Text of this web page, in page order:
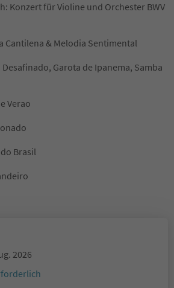
Konzert für Violine und Orchester BWV
Cantilena & Melodia Sentimental
Garota de Ipanema, Samba
Verao
Brasil
2026